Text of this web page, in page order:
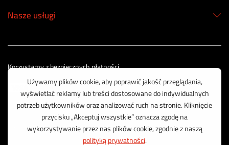
Nasze usługi
© 2003 - 2025 GALOP - Wyposażenie Rolnictwa | Wykonanie:
CreativeOne
Korzystamy z bezpiecznych płatności